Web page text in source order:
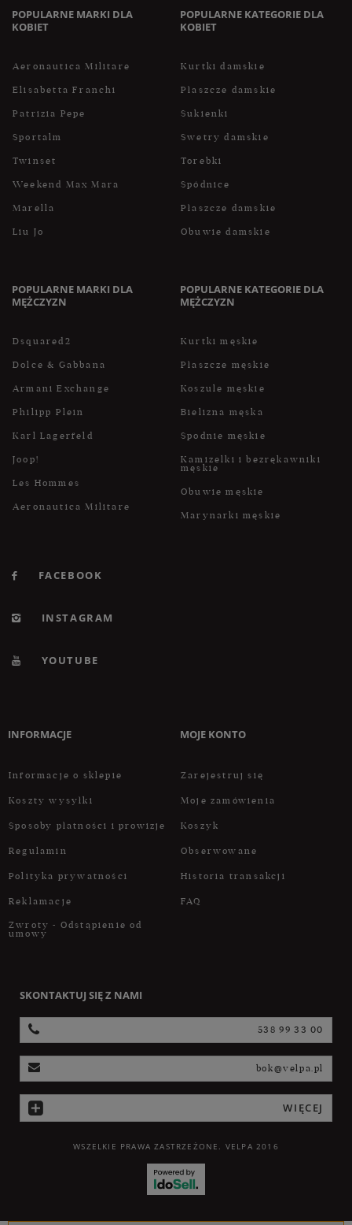
POPULARNE MARKI DLA
KOBIET
Aeronautica Militare
Elisabetta Franchi
Patrizia Pepe
Sportalm
Twinset
Weekend Max Mara
Marella
Liu Jo
POPULARNE KATEGORIE DLA
KOBIET
Kurtki damskie
Płaszcze damskie
Sukienki
Swetry damskie
Torebki
Spódnice
Płaszcze damskie
Obuwie damskie
POPULARNE MARKI DLA
MĘŻCZYZN
Dsquared2
Dolce & Gabbana
Armani Exchange
Philipp Plein
Karl Lagerfeld
Joop!
Les Hommes
Aeronautica Militare
POPULARNE KATEGORIE DLA
MĘŻCZYZN
Kurtki męskie
Płaszcze męskie
Koszule męskie
Bielizna męska
Spodnie męskie
Kamizelki i bezrękawniki
męskie
Obuwie męskie
Marynarki męskie
FACEBOOK
INSTAGRAM
YOUTUBE
INFORMACJE
Informacje o sklepie
Koszty wysyłki
Sposoby płatności i prowizje
Regulamin
Polityka prywatności
Reklamacje
Zwroty - Odstąpienie od
umowy
MOJE KONTO
Zarejestruj się
Moje zamówienia
Koszyk
Obserwowane
Historia transakcji
FAQ
SKONTAKTUJ SIĘ Z NAMI
538 99 33 00
bok@velpa.pl
WIĘCEJ
WSZELKIE PRAWA ZASTRZEŻONE. VELPA 2016